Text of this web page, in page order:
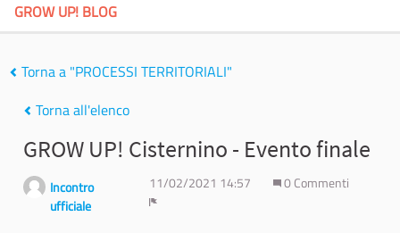
GROW UP! BLOG
Torna a "PROCESSI TERRITORIALI"
Torna all'elenco
GROW UP! Cisternino - Evento finale
Incontro
ufficiale
11/02/2021 14:57
0 Commenti